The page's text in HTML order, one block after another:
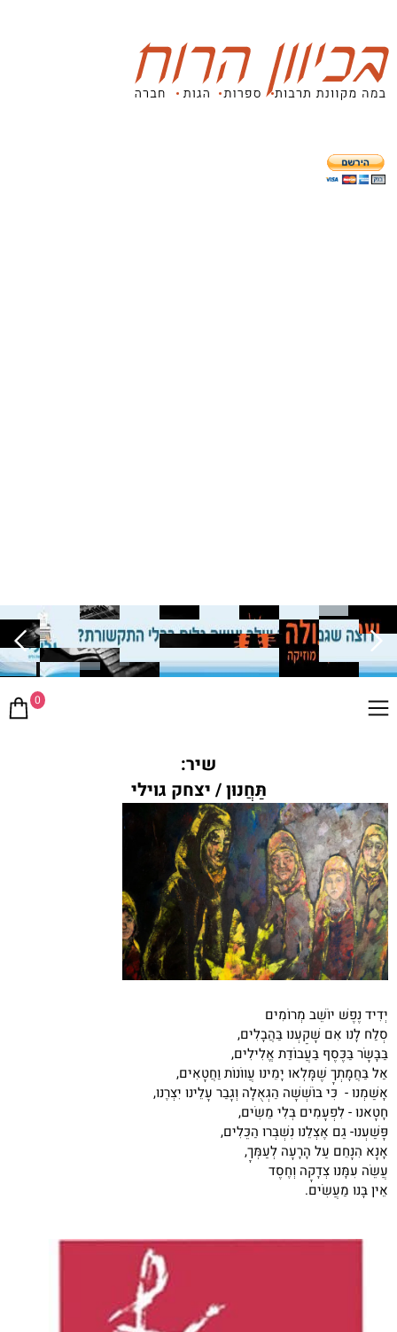
0
שיר:
תַּחֲנוּן / יצחק גוילי
יְדִיד נֶפֶשׁ יוֹשֵׁב מְרוֹמִים
סְלַח לָנוּ אִם שָׁקַעְנוּ בַּהֲבָלִים,
בַּבָּשָׂר בַּכֶּסֶף בַּעֲבוֹדַת אֱלִילִים,
אַל בַּחֲמָתְךָ שֶׁמָּלְאוּ יָמֵינוּ עֲווֹנוֹת וַחֲטָאִים,
אָשַׁמְנוּ - כִּי בּוֹשְׁשָׁה הַגְּאֻלָּה וְגָבַר עָלֵינוּ יִצְּרֶנּוּ,
חָטָאנוּ - לִפְעָמִים בְּלִי מֵשִׂים,
פָּשַׁעְנוּ- גַּם אֶצְלֵנוּ נִשְׁבְּרוּ הַכֵּלִים,
אָנָּא הִנָּחֵם עַל הָרָעָה לְעַמְּךָ,
עֲשֵׂה עִמָּנוּ צְדָקָה וְחֶסֶד
אֵין בָּנוּ מַעֲשִׂים.